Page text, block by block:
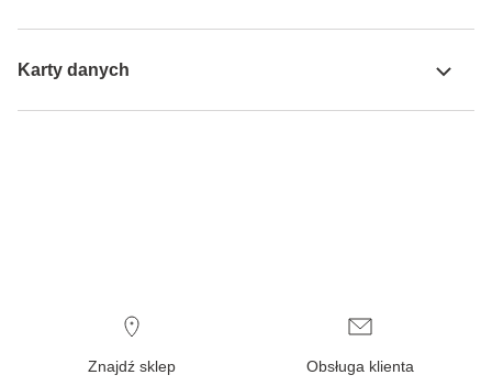
Karty danych
Znajdź sklep Obsługa klienta